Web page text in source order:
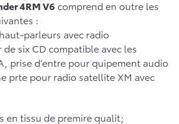
4RM V6 comprend en outre les
:
parleurs avec radio
six CD compatible avec les
prise d’entre pour quipement audio
prte pour radio satellite XM avec
en tissu de premire qualit;